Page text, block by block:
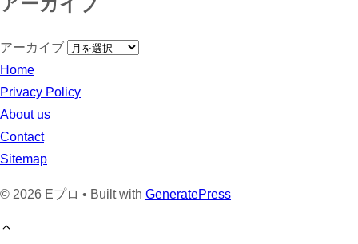
アーカイブ
Home
Privacy Policy
About us
Contact
Sitemap
© 2026 Eプロ • Built with GeneratePress